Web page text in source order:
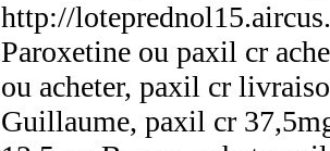
http://
Paroxetine ou paxil cr
ou acheter, paxil cr
Guillaume, paxil cr